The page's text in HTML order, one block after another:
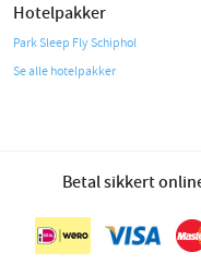
Hotelpakker
Park Sleep Fly Schiphol
Se alle hotelpakker
Betal sikkert